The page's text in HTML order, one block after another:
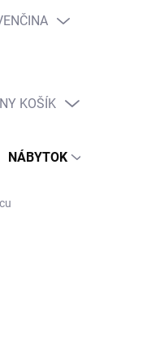
NÁKUPNÝ
KOŠÍK
NÁBYTOK